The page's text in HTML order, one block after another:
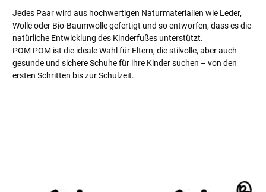
Jedes Paar wird aus hochwertigen Naturmaterialien wie Leder,
Wolle oder Bio-Baumwolle gefertigt und so entworfen, dass es die
natürliche Entwicklung des Kinderfußes unterstützt.
POM POM ist die ideale Wahl für Eltern, die stilvolle, aber auch
gesunde und sichere Schuhe für ihre Kinder suchen – von den
ersten Schritten bis zur Schulzeit.